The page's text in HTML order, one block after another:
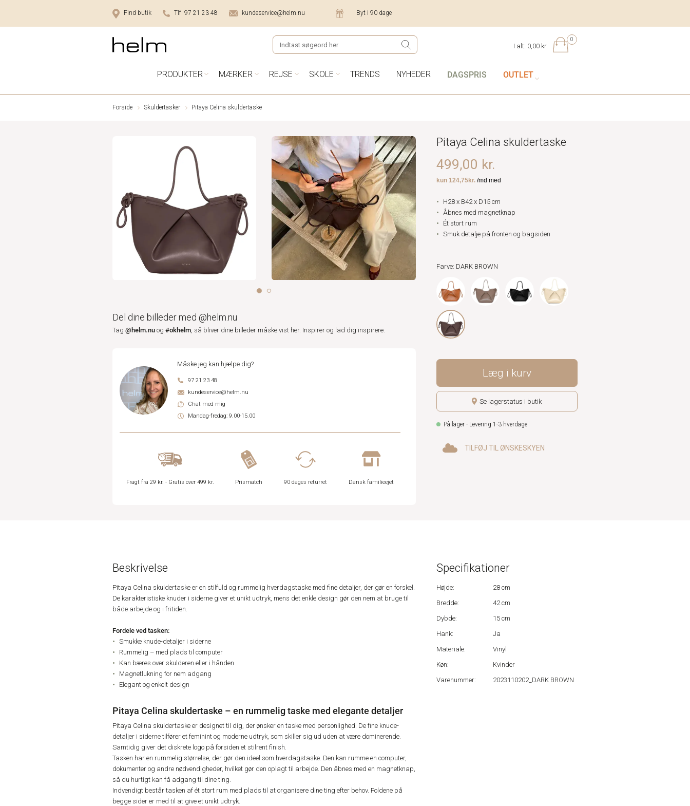
Find butik Tlf 97 21 23 48 kundeservice@helm.nu Byt i 90 dage
0
I alt: 0,00 kr.
PRODUKTER MÆRKER REJSE SKOLE TRENDS NYHEDER DAGSPRIS OUTLET
Forside Skuldertasker Pitaya Celina skuldertaske
Del dine billeder med @helm.nu
Tag @helm.nu og #okhelm, så bliver dine billeder måske vist her. Inspirer og lad dig inspirere.
Måske jeg kan hjælpe dig?
97 21 23 48
kundeservice@helm.nu
Chat med mig
Mandag-fredag: 9.00-15.00
Fragt fra 29 kr. - Gratis over 499 kr. Prismatch 90 dages returret Dansk familieejet
Pitaya Celina skuldertaske
499,00 kr.
H28 x B42 x D15 cm
Åbnes med magnetknap
Ét stort rum
Smuk detalje på fronten og bagsiden
Farve: DARK BROWN
Læg i kurv
Se lagerstatus i butik
På lager - Levering 1-3 hverdage
TILFØJ TIL ØNSKESKYEN
Beskrivelse
Pitaya Celina skuldertaske er en stilfuld og rummelig hverdagstaske med fine detaljer, der gør en forskel.
De karakteristiske knuder i siderne giver et unikt udtryk, mens det enkle design gør den nem at bruge til
både arbejde og i fritiden.
Fordele ved tasken:
Smukke knude-detaljer i siderne
Rummelig – med plads til computer
Kan bæres over skulderen eller i hånden
Magnetlukning for nem adgang
Elegant og enkelt design
Pitaya Celina skuldertaske – en rummelig taske med elegante detaljer
Pitaya Celina skuldertaske er designet til dig, der ønsker en taske med personlighed. De fine knude-
detaljer i siderne tilfører et feminint og moderne udtryk, som skiller sig ud uden at være dominerende.
Samtidig giver det diskrete logo på forsiden et stilrent finish.
Tasken har en rummelig størrelse, der gør den ideel som hverdagstaske. Den kan rumme en computer,
dokumenter og andre nødvendigheder, hvilket gør den oplagt til arbejde. Den åbnes med en magnetknap,
så du hurtigt kan få adgang til dine ting.
Indvendigt består tasken af ét stort rum med plads til at organisere dine ting efter behov. Foldene på
begge sider er med til at give et unikt udtryk.
Specifikationer
Højde:
28 cm
Bredde:
42 cm
Dybde:
15 cm
Hank:
Ja
Materiale:
Vinyl
Køn:
Kvinder
Varenummer:
2023110202_DARK BROWN